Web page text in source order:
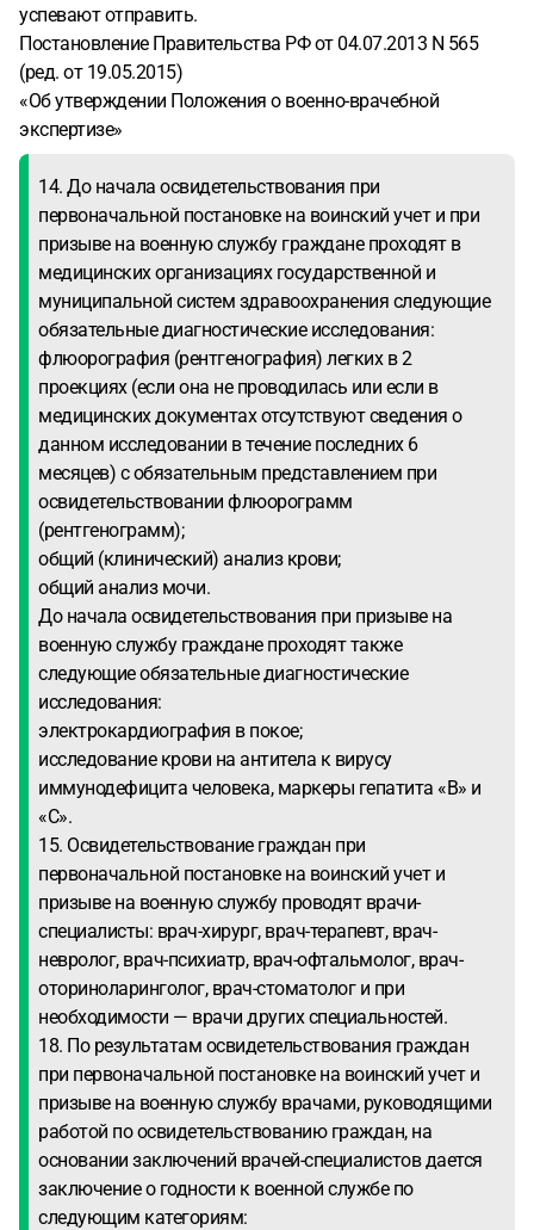
успевают отправить.
Постановление Правительства РФ от 04.07.2013 N 565
(ред. от 19.05.2015)
«Об утверждении Положения о военно-врачебной
экспертизе»
14. До начала освидетельствования при
первоначальной постановке на воинский учет и при
призыве на военную службу граждане проходят в
медицинских организациях государственной и
муниципальной систем здравоохранения следующие
обязательные диагностические исследования:
флюорография (рентгенография) легких в 2
проекциях (если она не проводилась или если в
медицинских документах отсутствуют сведения о
данном исследовании в течение последних 6
месяцев) с обязательным представлением при
освидетельствовании флюорограмм
(рентгенограмм);
общий (клинический) анализ крови;
общий анализ мочи.
До начала освидетельствования при призыве на
военную службу граждане проходят также
следующие обязательные диагностические
исследования:
электрокардиография в покое;
исследование крови на антитела к вирусу
иммунодефицита человека, маркеры гепатита «B» и
«C».
15. Освидетельствование граждан при
первоначальной постановке на воинский учет и
призыве на военную службу проводят врачи-
специалисты: врач-хирург, врач-терапевт, врач-
невролог, врач-психиатр, врач-офтальмолог, врач-
оториноларинголог, врач-стоматолог и при
необходимости — врачи других специальностей.
18. По результатам освидетельствования граждан
при первоначальной постановке на воинский учет и
призыве на военную службу врачами, руководящими
работой по освидетельствованию граждан, на
основании заключений врачей-специалистов дается
заключение о годности к военной службе по
следующим категориям: